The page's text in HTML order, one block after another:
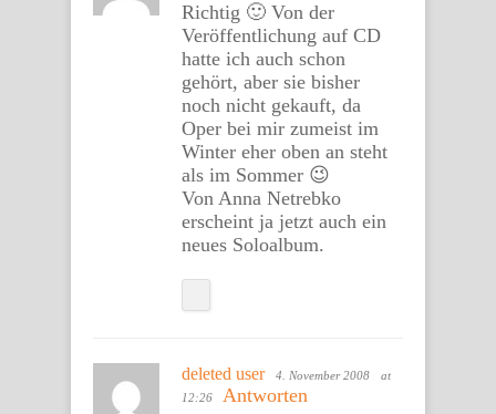
Richtig 🙂 Von der
Veröffentlichung auf CD
hatte ich auch schon
gehört, aber sie bisher
noch nicht gekauft, da
Oper bei mir zumeist im
Winter eher oben an steht
als im Sommer 😉
Von Anna Netrebko
erscheint ja jetzt auch ein
neues Soloalbum.
deleted user 4. November 2008
at
12:26
Antworten